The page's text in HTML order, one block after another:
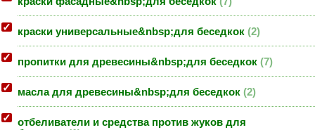
краски универсальные&nbsp;для беседкок 2
пропитки для древесины&nbsp;для беседкок 7
масла для древесины&nbsp;для беседкок 2
отбеливатели и средства против жуков для